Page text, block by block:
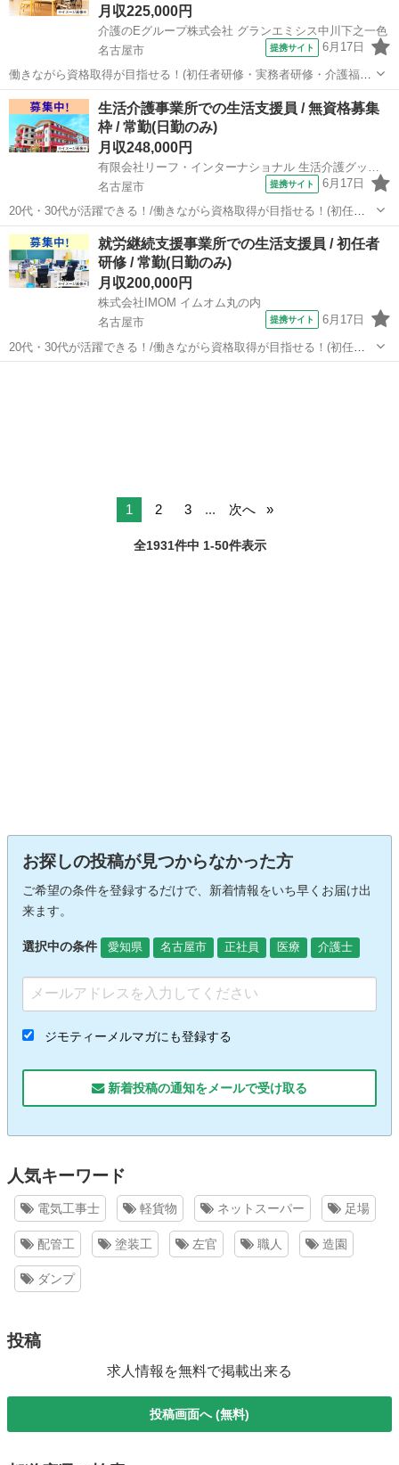
月収225,000円
介護のEグループ株式会社 グランエミシス中川下之一色
名古屋市
提携サイト 6月17日
働きながら資格取得が目指せる！(初任者研修・実務者研修・介護福祉
士)/定年65歳以上 【施設名】 介護のEグループ株式会社 グランエミシ
ス中川下之一色 【勤務地】 愛知県 名古屋市中川区 【アクセス】 伏屋
駅/戸田(愛...
愛知 名古屋市 介護士
生活介護事業所での生活支援員 / 無資格募集
枠 / 常勤(日勤のみ)
月収248,000円
名古屋市
提携サイト 6月17日
20代・30代が活躍できる！/働きながら資格取得が目指せる！(初任者
研修・実務者研修・介護福祉士) 【施設名】 有限会社リーフ・インタ
ーナショナル 生活介護グッピー 【勤務地】 愛知県 名古屋市緑区 【ア
クセス】 野並...
愛知 名古屋市 介護士
就労継続支援事業所での生活支援員 / 初任者
研修 / 常勤(日勤のみ)
月収200,000円
株式会社IMOM イムオム丸の内
名古屋市
提携サイト 6月17日
20代・30代が活躍できる！/働きながら資格取得が目指せる！(初任者
研修・実務者研修・介護福祉士)/定年65歳以上 【施設名】 株式会社
1 2 3 ... 次へ
全1931件中 1-50件表示
お探しの投稿が見つからなかった方
ご希望の条件を登録するだけで、新着情報をいち早くお届け出
来ます。
選択中の条件 愛知県 名古屋市 正社員 医療 介護士
ジモティーメルマガにも登録する
新着投稿の通知をメールで受け取る
人気キーワード
電気工事士 軽貨物 ネットスーパー 足場
配管工 塗装工 左官 職人 造園
ダンプ
投稿
求人情報を無料で掲載出来る
投稿画面へ (無料)